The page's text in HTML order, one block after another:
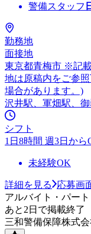
警備スタッフ
勤務地
面接地
東京都青梅市 ※記
地は原稿内をご参
場合があります。)
沢井駅、軍畑駅、
シフト
1日8時間 週3日から
未経験OK
詳細を見る
応募画
アルバイト・パート
あと2日で掲載終了
三和警備保障株式